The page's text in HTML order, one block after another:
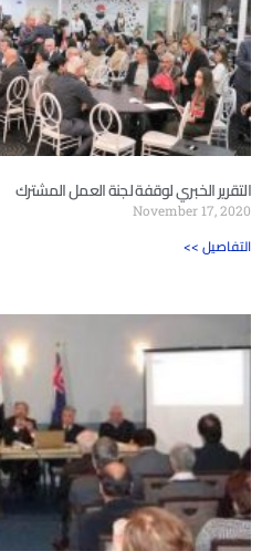
التقرير الخبري لوقفة لجنة العمل المشترك
November 17, 2020
<< التفاصيل